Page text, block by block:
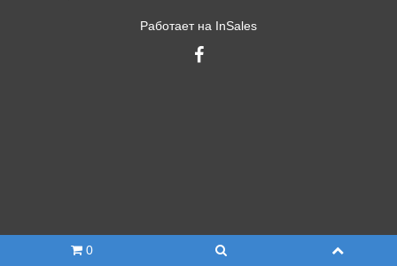
Работает на InSales
0